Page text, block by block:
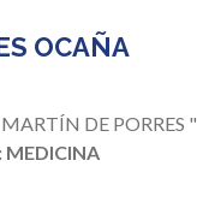
OCAÑA
DE PORRES "
MEDICINA